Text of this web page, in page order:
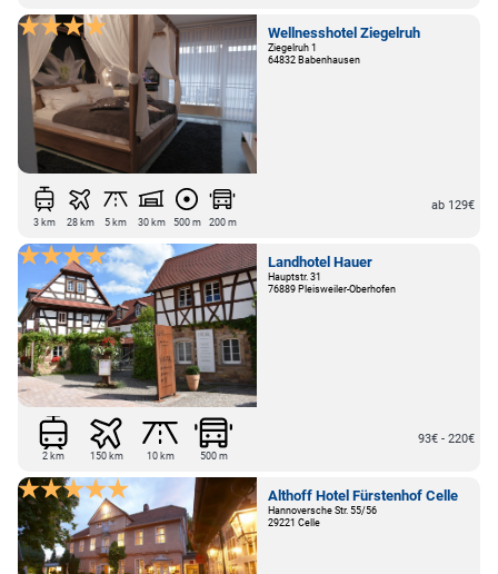
Wellnesshotel Ziegelruh
Ziegelruh 1
64832 Babenhausen
3 km 28 km 5 km 30 km 500 m 200 m
ab 129€
Landhotel Hauer
Hauptstr. 31
76889 Pleisweiler-Oberhofen
2 km 150 km 10 km 500 m
93€ - 220€
Althoff Hotel Fürstenhof Celle
Hannoversche Str. 55/56
29221 Celle